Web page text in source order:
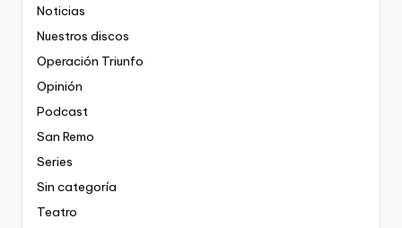
Noticias
Nuestros discos
Operación Triunfo
Opinión
Podcast
San Remo
Series
Sin categoría
Teatro